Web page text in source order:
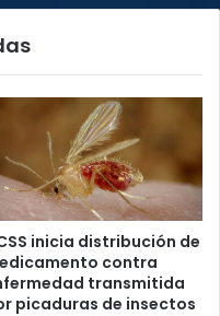
inicia distribución de
contra
transmitida
picaduras de insectos